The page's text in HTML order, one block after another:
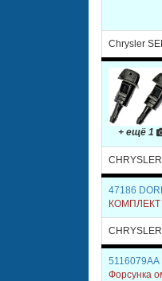
Chrysler
+ ещё 1
47186
5116079AA
Форсунка